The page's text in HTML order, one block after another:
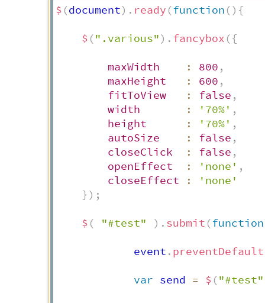
$ (document) . ready (function () {
$ (".various") . fancybox ({
maxWidth : 800 ,
maxHeight
: 600 ,
fitToView
: false ,
width
: '70%' ,
height
: '70%' ,
autoSize
: false ,
closeClick
: false ,
openEffect
: 'none' ,
closeEffect
:
'none'
}) ;
$ ( "#test" ) . submit (function
			event
. preventDefault
var send = $ ("#test"